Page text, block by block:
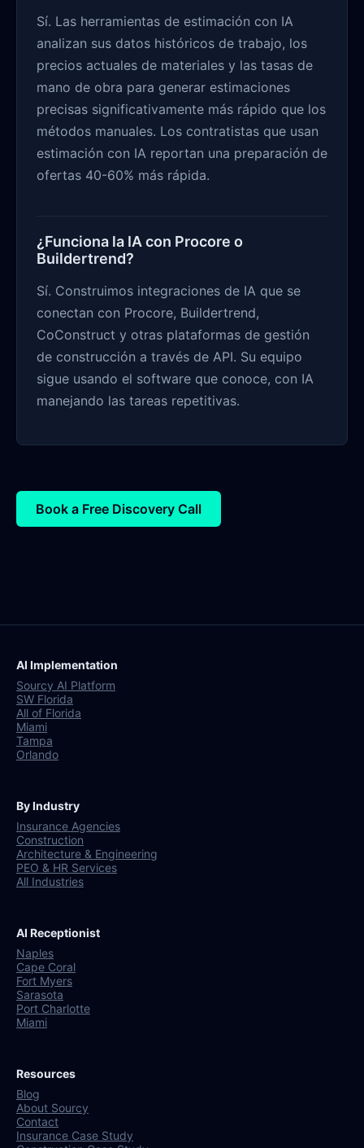
Sí. Las herramientas de estimación con IA
analizan sus datos históricos de trabajo, los
precios actuales de materiales y las tasas de
mano de obra para generar estimaciones
precisas significativamente más rápido que los
métodos manuales. Los contratistas que usan
estimación con IA reportan una preparación de
ofertas 40-60% más rápida.
¿Funciona la IA con Procore o
Buildertrend?
Sí. Construimos integraciones de IA que se
conectan con Procore, Buildertrend,
CoConstruct y otras plataformas de gestión
de construcción a través de API. Su equipo
sigue usando el software que conoce, con IA
manejando las tareas repetitivas.
Book a Free Discovery Call
AI Implementation
Sourcy AI Platform
SW Florida
All of Florida
Miami
Tampa
Orlando
By Industry
Insurance Agencies
Construction
Architecture & Engineering
PEO & HR Services
All Industries
AI Receptionist
Naples
Cape Coral
Fort Myers
Sarasota
Port Charlotte
Miami
Resources
Blog
About Sourcy
Contact
Insurance Case Study